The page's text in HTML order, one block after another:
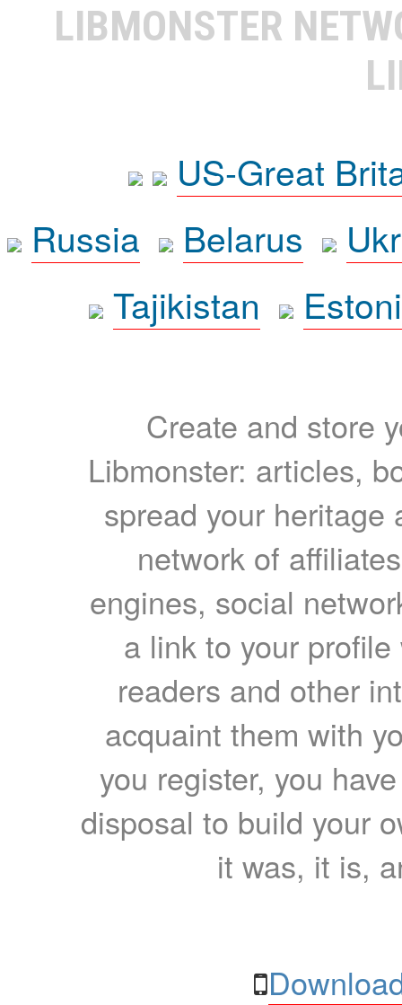
LIBMONSTER
US-Great
Russia
Belarus
Tajikistan
Create and store
Libmonster: articles,
spread your heritage
network of
engines, social
a link to your
readers and other
acquaint them with
you register, you
disposal to build your
it was, it is,